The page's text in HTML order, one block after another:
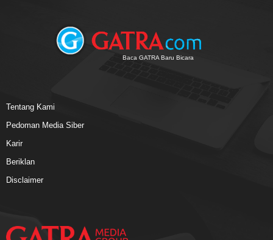
Baca GATRA Baru Bicara
Tentang Kami
Pedoman Media Siber
Karir
Beriklan
Disclaimer